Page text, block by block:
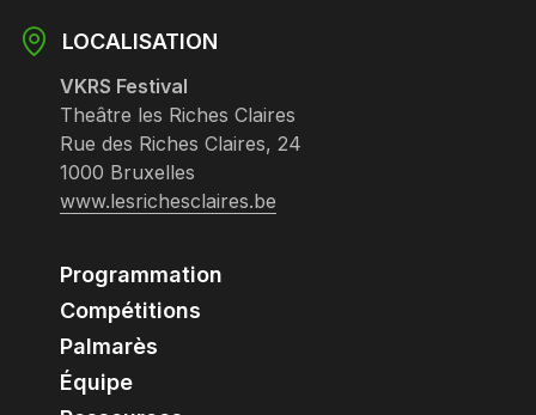
LOCALISATION
VKRS Festival
Theâtre les Riches Claires
Rue des Riches Claires, 24
1000 Bruxelles
www.lesrichesclaires.be
Programmation
Compétitions
Palmarès
Équipe